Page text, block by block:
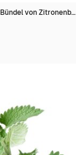
Bündel von Zitronenb…